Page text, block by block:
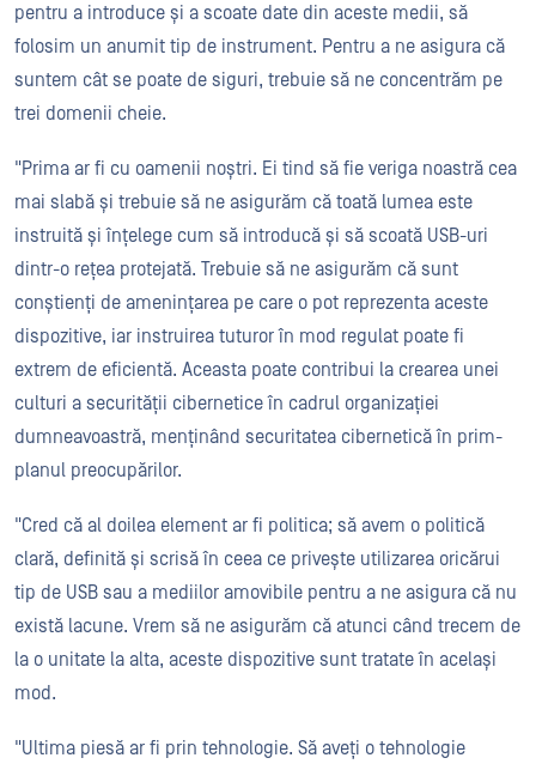
pentru a introduce și a scoate date din aceste medii, să
folosim un anumit tip de instrument. Pentru a ne asigura că
suntem cât se poate de siguri, trebuie să ne concentrăm pe
trei domenii cheie.
"Prima ar fi cu oamenii noștri. Ei tind să fie veriga noastră cea
mai slabă și trebuie să ne asigurăm că toată lumea este
instruită și înțelege cum să introducă și să scoată USB-uri
dintr-o rețea protejată. Trebuie să ne asigurăm că sunt
conștienți de amenințarea pe care o pot reprezenta aceste
dispozitive, iar instruirea tuturor în mod regulat poate fi
extrem de eficientă. Aceasta poate contribui la crearea unei
culturi a securității cibernetice în cadrul organizației
dumneavoastră, menținând securitatea cibernetică în prim-
planul preocupărilor.
"Cred că al doilea element ar fi politica; să avem o politică
clară, definită și scrisă în ceea ce privește utilizarea oricărui
tip de USB sau a mediilor amovibile pentru a ne asigura că nu
există lacune. Vrem să ne asigurăm că atunci când trecem de
la o unitate la alta, aceste dispozitive sunt tratate în același
mod.
"Ultima piesă ar fi prin tehnologie. Să aveți o tehnologie